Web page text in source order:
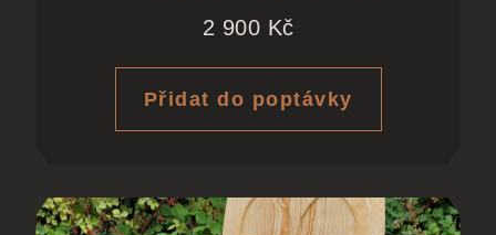
2 900 Kč
Přidat do poptávky